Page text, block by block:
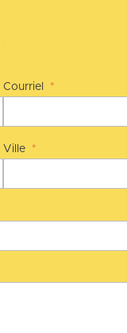
Courriel *
Ville *